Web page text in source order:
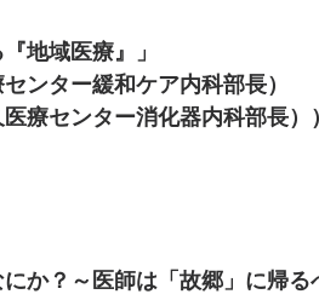
地域医療』」
ンター緩和ケア内科部長）
センター消化器内科部長））
か？～医師は「故郷」に帰る